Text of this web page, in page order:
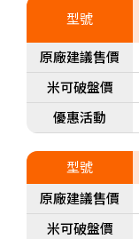
型號
原廠建議售價
米可破盤價
優惠活動
型號
原廠建議售價
米可破盤價